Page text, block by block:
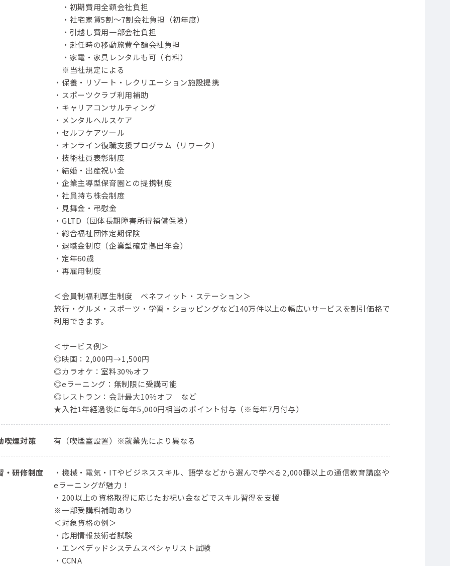
・初期費用全額会社負担
・社宅家賃5割～7割会社負担（初年度）
・引越し費用一部会社負担
・赴任時の移動旅費全額会社負担
・家電・家具レンタルも可（有料）
※当社規定による
・保養・リゾート・レクリエーション施設提携
・スポーツクラブ利用補助
・キャリアコンサルティング
・メンタルヘルスケア
・セルフケアツール
・オンライン復職支援プログラム（リワーク）
・技術社員表彰制度
・結婚・出産祝い金
・企業主導型保育園との提携制度
・社員持ち株会制度
・見舞金・弔慰金
・GLTD（団体長期障害所得補償保険）
・総合福祉団体定期保険
・退職金制度（企業型確定拠出年金）
・定年60歳
・再雇用制度
＜会員制福利厚生制度 ベネフィット・ステーション＞
旅行・グルメ・スポーツ・学習・ショッピングなど140万件以上の幅広いサービスを割引価格で
利用できます。
＜サービス例＞
◎映画：2,000円→1,500円
◎カラオケ：室料30％オフ
◎eラーニング：無制限に受講可能
◎レストラン：会計最大10％オフ など
★入社1年経過後に毎年5,000円相当のポイント付与（※毎年7月付与）
喫煙対策 有（喫煙室設置）※就業先により異なる
・研修制度
・機械・電気・ITやビジネススキル、語学などから選んで学べる2,000種以上の通信教育講座や
eラーニングが魅力！
・200以上の資格取得に応じたお祝い金などでスキル習得を支援
※一部受講料補助あり
＜対象資格の例＞
・応用情報技術者試験
・エンベデッドシステムスペシャリスト試験
・CCNA